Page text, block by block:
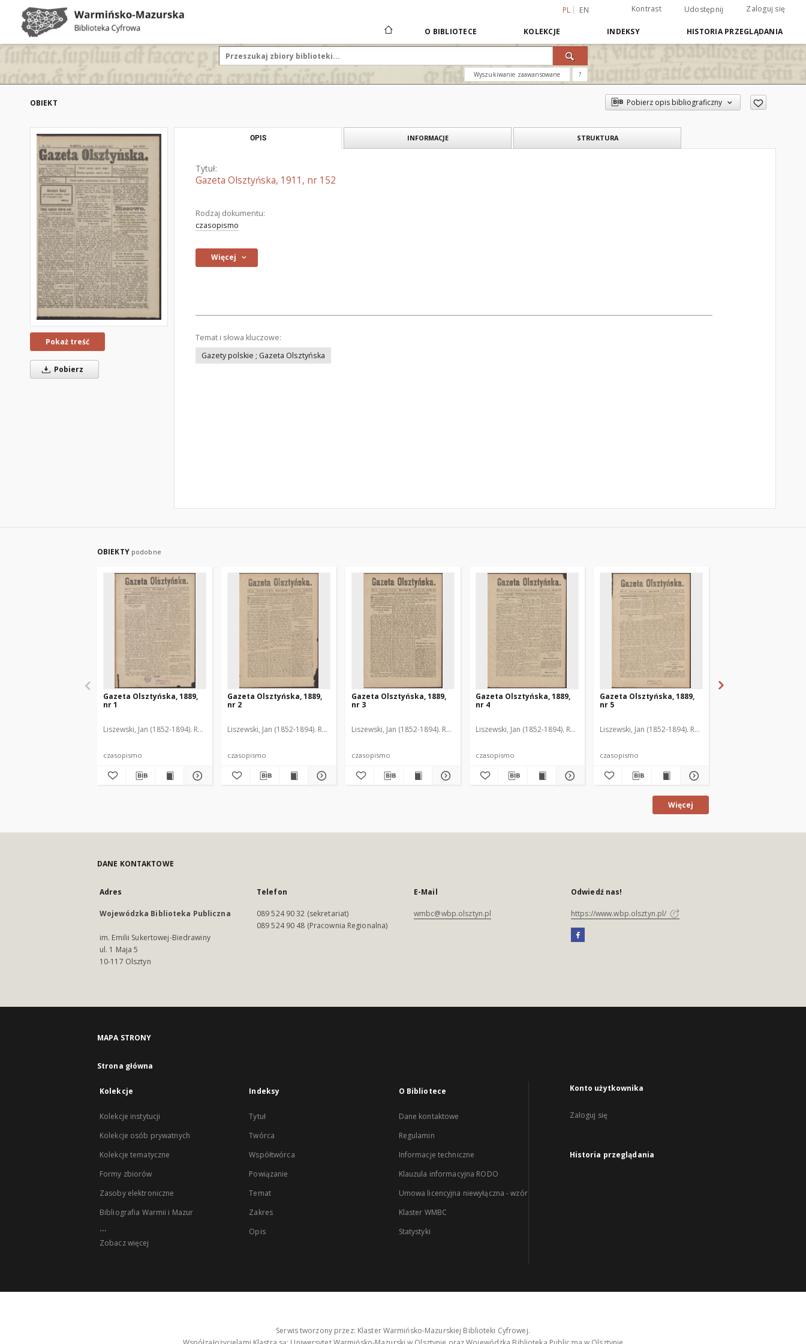
PL EN Kontrast Udostępnij Zaloguj się
O BIBLIOTECE KOLEKCJE INDEKSY HISTORIA PRZEGLĄDANIA
Wyszukiwanie zaawansowane ?
OBIEKT Pobierz opis bibliograficzny
Pokaż treść
Pobierz
OPIS INFORMACJE STRUKTURA
Tytuł:
Gazeta Olsztyńska, 1911, nr 152
Rodzaj dokumentu:
czasopismo
Więcej
Temat i słowa kluczowe:
Gazety polskie ; Gazeta Olsztyńska
OBIEKTY podobne
Gazeta Olsztyńska, 1889,
nr 1
Liszewski, Jan (1852-1894). Red.
czasopismo
Gazeta Olsztyńska, 1889,
nr 2
Liszewski, Jan (1852-1894). Red.
czasopismo
Gazeta Olsztyńska, 1889,
nr 3
Liszewski, Jan (1852-1894). Red.
czasopismo
Gazeta Olsztyńska, 1889,
nr 4
Liszewski, Jan (1852-1894). Red.
czasopismo
Gazeta Olsztyńska, 1889,
nr 5
Liszewski, Jan (1852-1894). Red.
czasopismo
Więcej
DANE KONTAKTOWE
Adres
Wojewódzka Biblioteka Publiczna
im. Emilii Sukertowej-Biedrawiny
ul. 1 Maja 5
10-117 Olsztyn
Telefon
089 524 90 32 (sekretariat)
089 524 90 48 (Pracownia Regionalna)
E-Mail
wmbc@wbp.olsztyn.pl
Odwiedź nas!
https://www.wbp.olsztyn.pl/
MAPA STRONY
Strona główna
Kolekcje
Kolekcje instytucji
Kolekcje osób prywatnych
Kolekcje tematyczne
Formy zbiorów
Zasoby elektroniczne
Bibliografia Warmii i Mazur
...
Zobacz więcej
Indeksy
Tytuł
Twórca
Współtwórca
Powiązanie
Temat
Zakres
Opis
O Bibliotece
Dane kontaktowe
Regulamin
Informacje techniczne
Klauzula informacyjna RODO
Umowa licencyjna niewyłączna - wzór
Klaster WMBC
Statystyki
Konto użytkownika
Zaloguj się
Historia przeglądania
Serwis tworzony przez: Klaster Warmińsko-Mazurskiej Biblioteki Cyfrowej.